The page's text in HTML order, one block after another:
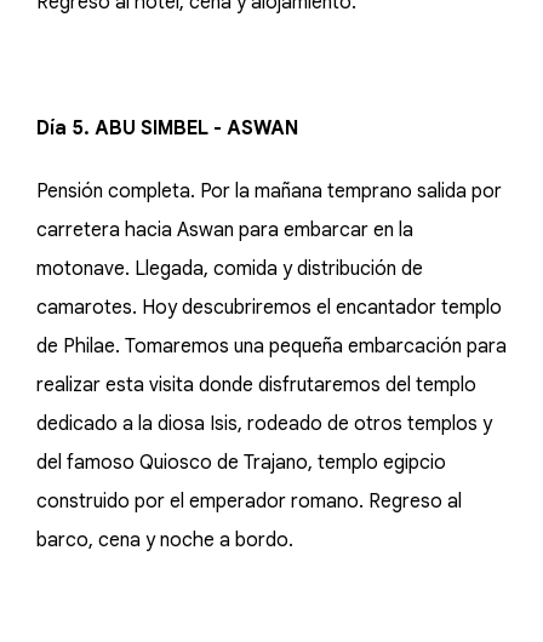
Día 5. ABU SIMBEL - ASWAN
Pensión completa. Por la mañana temprano salida por
carretera hacia Aswan para embarcar en la
motonave. Llegada, comida y distribución de
camarotes. Hoy descubriremos el encantador templo
de Philae. Tomaremos una pequeña embarcación para
realizar esta visita donde disfrutaremos del templo
dedicado a la diosa Isis, rodeado de otros templos y
del famoso Quiosco de Trajano, templo egipcio
construido por el emperador romano. Regreso al
barco, cena y noche a bordo.